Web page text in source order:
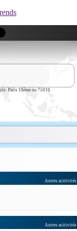
Paris 10ème ou 75010
Autres acitivités
Autres acitivités